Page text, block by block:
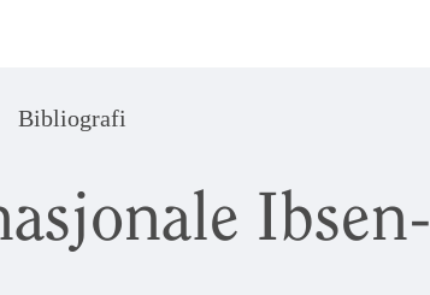
Bibliografi
Ibsen-